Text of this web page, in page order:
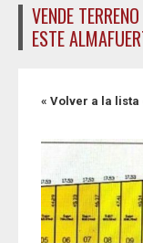
VENDE
ESTE
« Volver a la lista